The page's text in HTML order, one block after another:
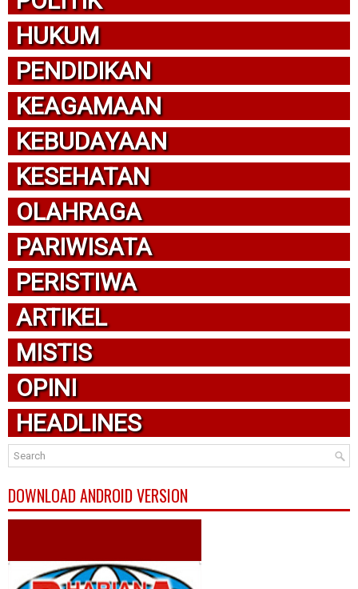
HUKUM
PENDIDIKAN
KEAGAMAAN
KEBUDAYAAN
KESEHATAN
OLAHRAGA
PARIWISATA
PERISTIWA
ARTIKEL
MISTIS
OPINI
HEADLINES
DOWNLOAD ANDROID VERSION